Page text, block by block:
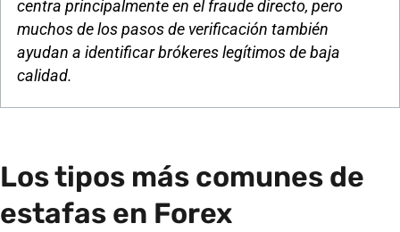
centra principalmente en el fraude directo, pero
muchos de los pasos de verificación también
ayudan a identificar brókeres legítimos de baja
calidad.
Los tipos más comunes de
estafas en Forex